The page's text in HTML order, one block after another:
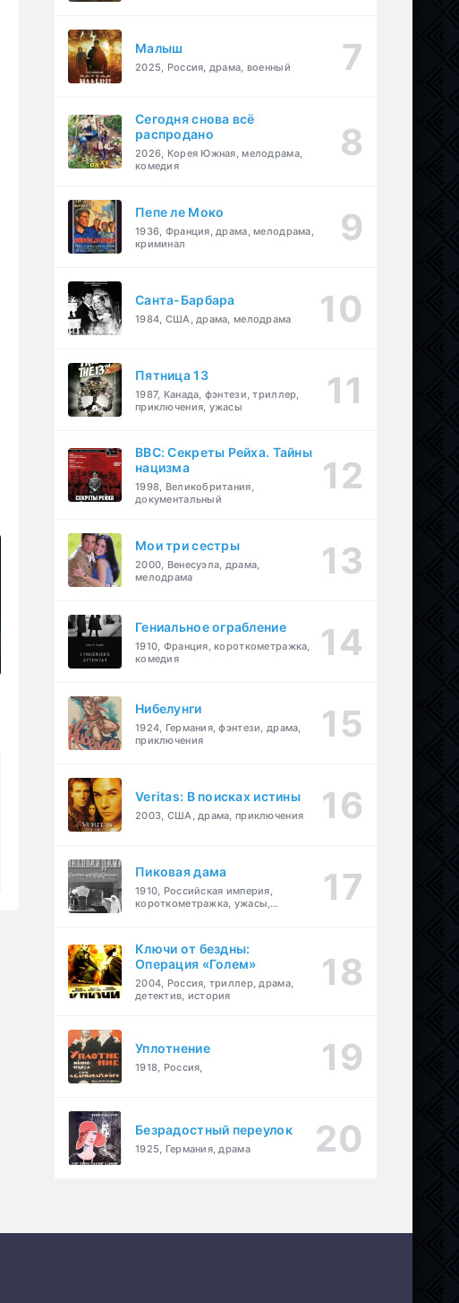
Малыш
2025, Россия, драма, военный
Сегодня снова всё
распродано
2026, Корея Южная, мелодрама,
комедия
Пепе ле Моко
1936, Франция, драма, мелодрама,
криминал
Санта-Барбара
1984, США, драма, мелодрама
Пятница 13
1987, Канада, фэнтези, триллер,
приключения, ужасы
BBC: Секреты Рейха. Тайны
нацизма
1998, Великобритания,
документальный
Мои три сестры
2000, Венесуэла, драма,
мелодрама
Гениальное ограбление
1910, Франция, короткометражка,
комедия
Нибелунги
1924, Германия, фэнтези, драма,
приключения
Veritas: В поисках истины
2003, США, драма, приключения
Пиковая дама
1910, Российская империя,
короткометражка, ужасы,
Ключи от бездны:
Операция «Голем»
2004, Россия, триллер, драма,
детектив, история
Уплотнение
1918, Россия,
Безрадостный переулок
1925, Германия, драма